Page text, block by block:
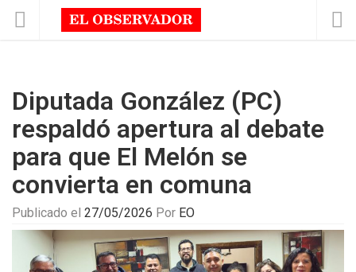
Diputada González (PC)
respaldó apertura al debate
para que El Melón se
convierta en comuna
Publicado el 27/05/2026 Por EO